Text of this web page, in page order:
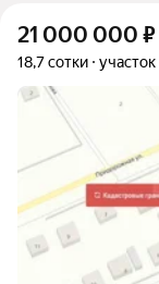
21 000 000 ₽
18,7 сотки участок